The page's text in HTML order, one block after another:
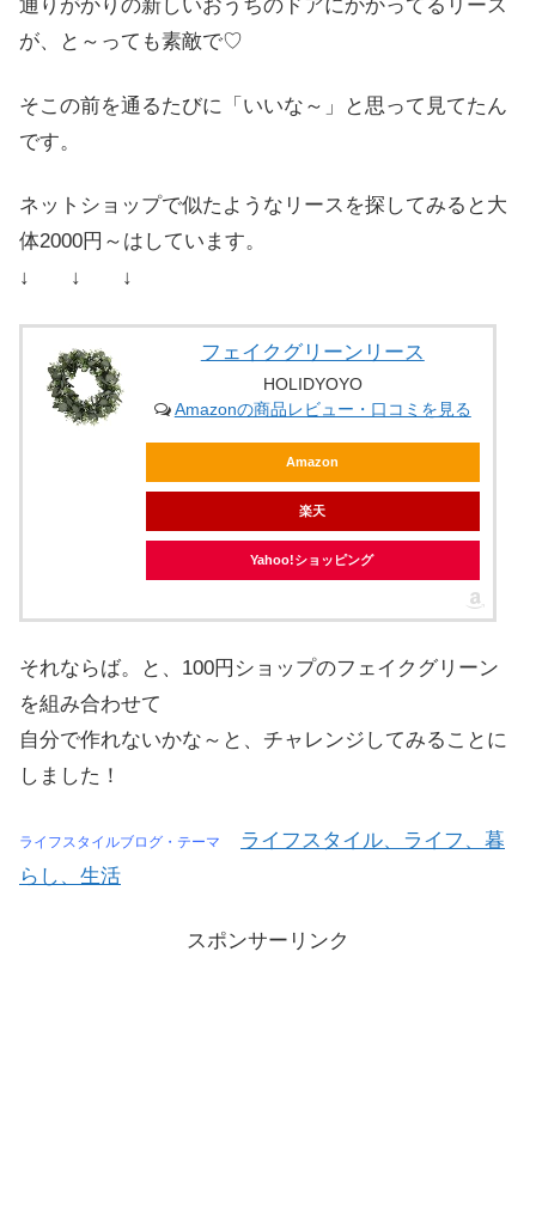
通りがかりの新しいおうちのドアにかかってるリース
が、と～っても素敵で♡
そこの前を通るたびに「いいな～」と思って見てたん
です。
ネットショップで似たようなリースを探してみると大
体2000円～はしています。
↓ ↓ ↓
フェイクグリーンリース
HOLIDYOYO
Amazonの商品レビュー・口コミを見る
Amazon
楽天
Yahoo!ショッピング
それならば。と、100円ショップのフェイクグリーン
を組み合わせて
自分で作れないかな～と、チャレンジしてみることに
しました！
ライフスタイルブログ・テーマ
ライフスタイル、ライフ、暮
らし、生活
スポンサーリンク